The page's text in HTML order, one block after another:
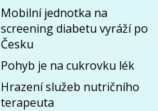
Mobilní jednotka na
screening diabetu vyráží po
Česku
Pohyb je na cukrovku lék
Hrazení služeb nutričního
terapeuta